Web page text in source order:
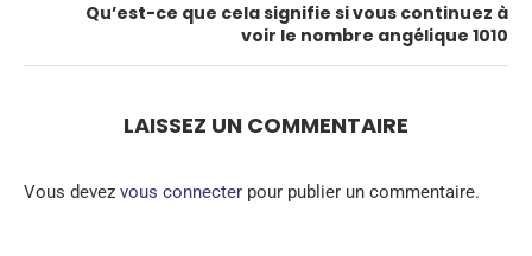
Qu’est-ce que cela signifie si vous continuez à
voir le nombre angélique 1010
LAISSEZ UN COMMENTAIRE
Vous devez vous connecter pour publier un commentaire.